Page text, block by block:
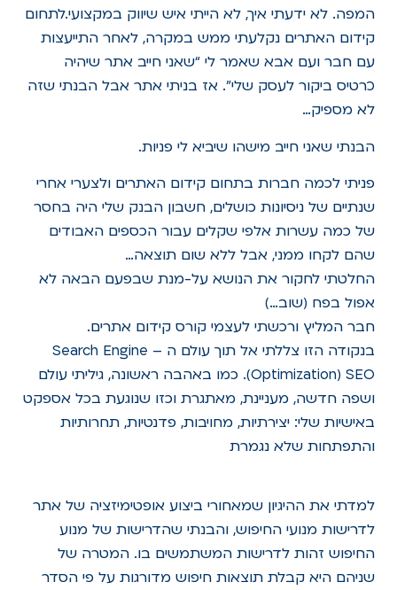
המפה. לא ידעתי איך, לא הייתי איש שיווק במקצועי.לתחום
קידום האתרים נקלעתי ממש במקרה, לאחר התייעצות
עם חבר ועם אבא שאמר לי “שאני חייב אתר שיהיה
כרטיס ביקור לעסק שלי”. אז בניתי אתר אבל הבנתי שזה
לא מספיק…
הבנתי שאני חייב מישהו שיביא לי פניות.
פניתי לכמה חברות בתחום קידום האתרים ולצערי אחרי
שנתיים של ניסיונות כושלים, חשבון הבנק שלי היה בחסר
של כמה עשרות אלפי שקלים עבור הכספים האבודים
שהם לקחו ממני, אבל ללא שום תוצאה…
החלטתי לחקור את הנושא על-מנת שבפעם הבאה לא
אפול בפח (שוב…)
חבר המליץ ורכשתי לעצמי קורס קידום אתרים.
בנקודה הזו צללתי אל תוך עולם ה – Search Engine
Optimization) SEO). כמו באהבה ראשונה, גיליתי עולם
ושפה חדשה, מעניינת, מאתגרת וכזו שנוגעת בכל אספקט
באישיות שלי: יצירתיות, מחויבות, פדנטיות, תחרותיות
והתפתחות שלא נגמרת
למדתי את ההיגיון שמאחורי ביצוע אופטימיזציה של אתר
לדרישות מנועי החיפוש, והבנתי שהדרישות של מנוע
החיפוש זהות לדרישות המשתמשים בו. המטרה של
שניהם היא קבלת תוצאות חיפוש מדורגות על פי הסדר